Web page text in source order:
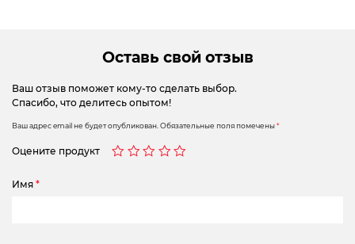
Оставь свой отзыв
Ваш отзыв поможет кому-то сделать выбор.
Спасибо, что делитесь опытом!
Ваш адрес email не будет опубликован. Обязательные поля помечены*
Оцените продукт
Имя *